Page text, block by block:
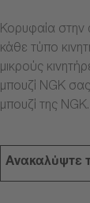
Κορυφαία στην
κάθε τύπο
μικρούς
μπουζί NGK
μπουζί της NGK.
Ανακαλύψτε